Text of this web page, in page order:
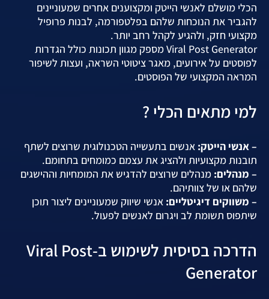
הכלי מושלם לאנשי הייטק ומקצוענים אחרים שמעוניינים
להגביר את הנוכחות שלהם בפלטפורמה, לבנות פרופיל
מקצועי חזק, ולהגיע לקהל רחב יותר.
Viral Post Generator מספק מגוון תכונות כולל הגדרות
לפוסטים על אירועים, מאגר ציטוטי השראה, ועצות לשיפור
המראה המקצועי של הפוסטים.
למי מתאים הכלי ?
– אנשי הייטק: אנשים בתעשייה הטכנולוגית שרוצים לשתף
תובנות מקצועיות ולהציג את עצמם כמומחים בתחומם.
– מנהלים: מנהלים שרוצים להדגיש את המומחיות וההישגים
שלהם או של צוותיהם.
– משווקים דיגיטליים: אנשי שיווק שמעוניינים ליצור תוכן
שיתפוס תשומת לב ויגרום לאנשים לפעול.
הדרכה בסיסית לשימוש ב-Viral Post
Generator